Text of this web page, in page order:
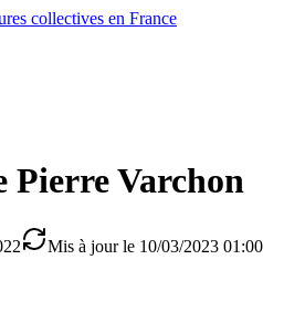
collectives en France
Pierre Varchon
Mis à jour le 10/03/2023 01:00